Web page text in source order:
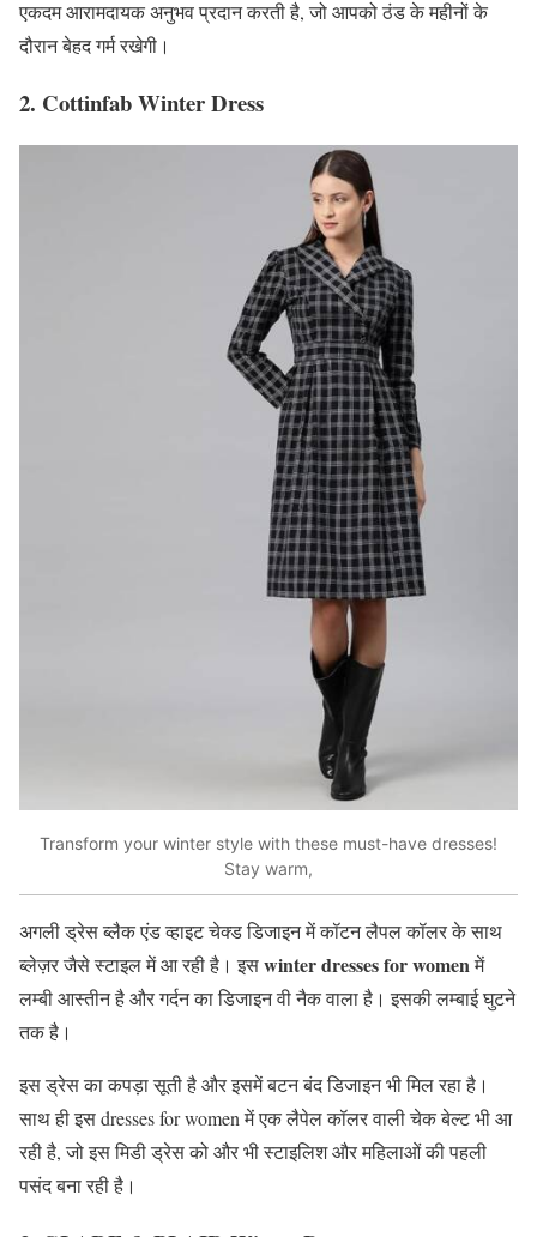
एकदम आरामदायक अनुभव प्रदान करती है, जो आपको ठंड के महीनों के
दौरान बेहद गर्म रखेगी।
2. Cottinfab Winter Dress
Transform your winter style with these must-have dresses!
Stay warm,
अगली ड्रेस ब्लैक एंड व्हाइट चेक्ड डिजाइन में कॉटन लैपल कॉलर के साथ
ब्लेज़र जैसे स्टाइल में आ रही है। इसwinter dresses for womenमें
लम्बी आस्तीन है और गर्दन का डिजाइन वी नैक वाला है। इसकी लम्बाई घुटने
तक है।
इस ड्रेस का कपड़ा सूती है और इसमें बटन बंद डिजाइन भी मिल रहा है।
साथ ही इस dresses for women में एक लैपेल कॉलर वाली चेक बेल्ट भी आ
रही है, जो इस मिडी ड्रेस को और भी स्टाइलिश और महिलाओं की पहली
पसंद बना रही है।